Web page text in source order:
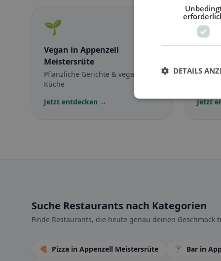
🌱
Vegan in Appenzell
Meistersrüte
Pflanzliche Gerichte & vegane
Küche
Jetzt entdecken →
🥕
Jetzt
Suche Restaurants nach Kategorien
Finde Restaurants, die heute genau deinen Geschmack
🍕 Pizza in Appenzell Meistersrüte 🍸 Bar in
DETAILS